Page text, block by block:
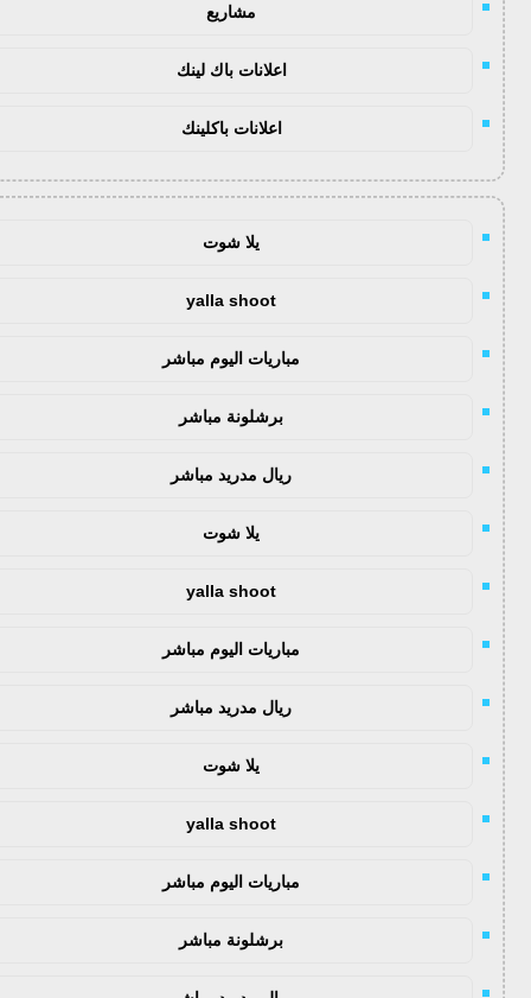
مشاريع
اعلانات باك لينك
اعلانات باكلينك
يلا شوت
yalla shoot
مباريات اليوم مباشر
برشلونة مباشر
ريال مدريد مباشر
يلا شوت
yalla shoot
مباريات اليوم مباشر
ريال مدريد مباشر
يلا شوت
yalla shoot
مباريات اليوم مباشر
برشلونة مباشر